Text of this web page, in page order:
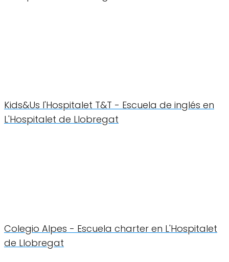
Kids&Us l'Hospitalet T&T - Escuela de inglés en
L'Hospitalet de Llobregat
Colegio Alpes - Escuela charter en L'Hospitalet
de Llobregat